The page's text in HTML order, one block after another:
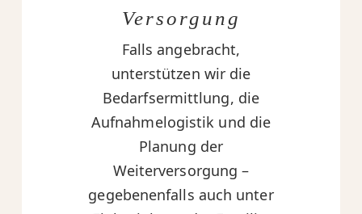
Versorgung
Falls angebracht,
unterstützen wir die
Bedarfsermittlung, die
Aufnahmelogistik und die
Planung der
Weiterversorgung –
gegebenenfalls auch unter